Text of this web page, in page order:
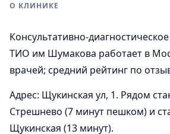
О КЛИНИКЕ
Консультативно-
ТИО им Шумакова работает в
врачей; средний рейтинг по
Адрес: Щукинская ул, 1. Рядом
Стрешнево (7 минут пешком) и
Щукинская (13 минут).